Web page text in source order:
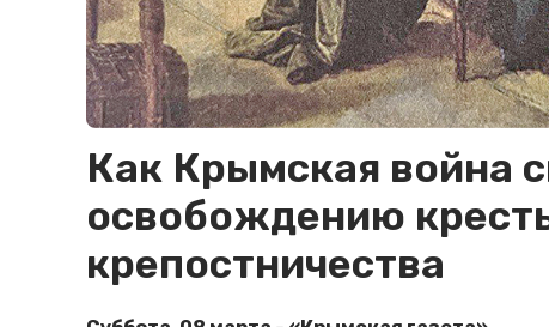
Как Крымская война
освобождению
крепостничества